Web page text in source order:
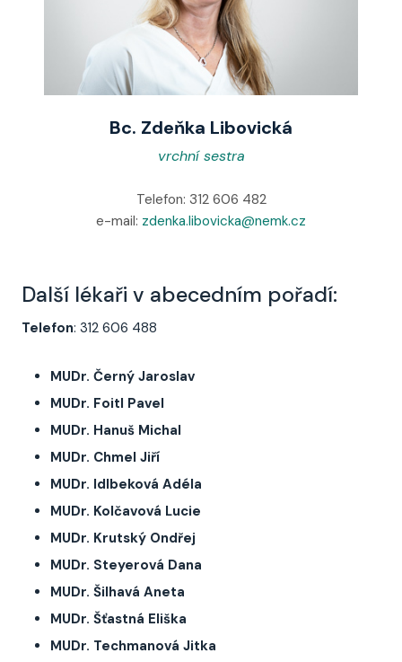
Bc. Zdeňka Libovická
vrchní sestra
Telefon: 312 606 482
e-mail: zdenka.libovicka@nemk.cz
Další lékaři v abecedním pořadí:
Telefon: 312 606 488
MUDr. Černý Jaroslav
MUDr. Foitl Pavel
MUDr. Hanuš Michal
MUDr. Chmel Jiří
MUDr. Idlbeková Adéla
MUDr. Kolčavová Lucie
MUDr. Krutský Ondřej
MUDr. Steyerová Dana
MUDr. Šilhavá Aneta
MUDr. Šťastná Eliška
MUDr. Techmanová Jitka